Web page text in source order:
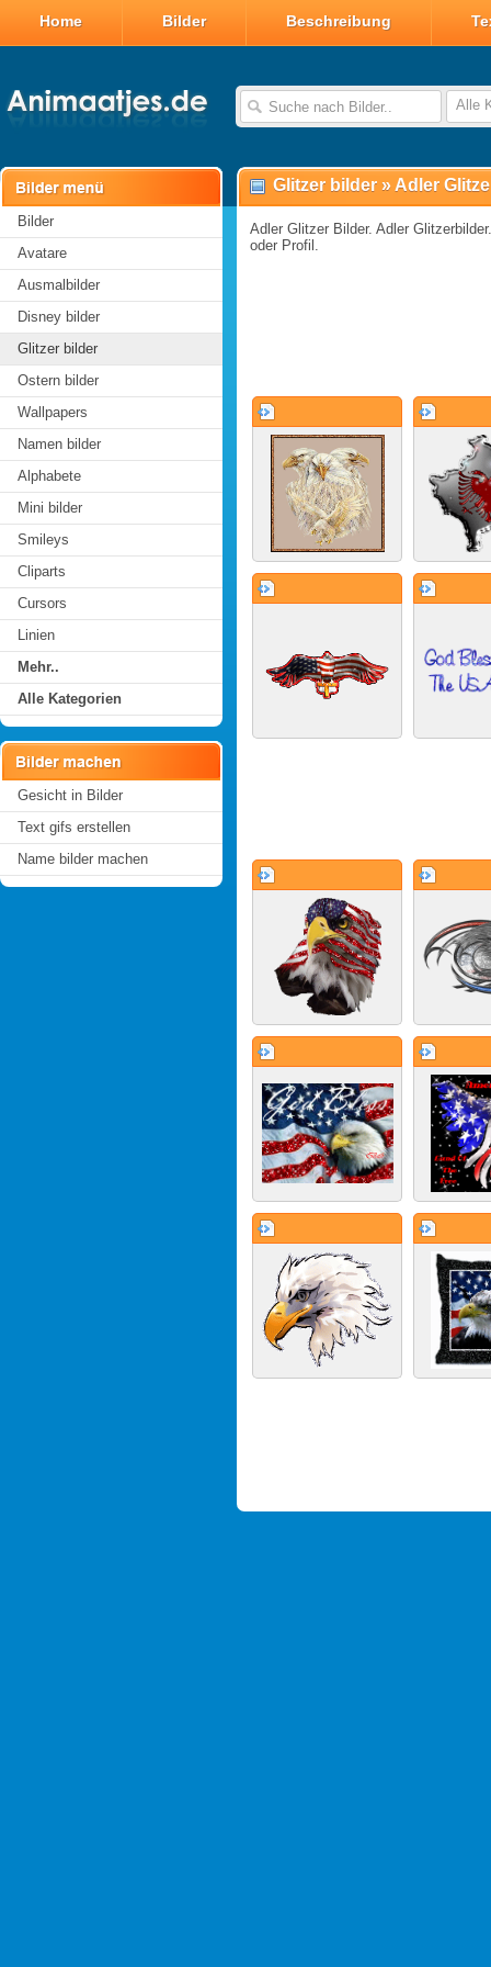
Home Bilder Beschreibung
Alle
Bilder
Avatare
Ausmalbilder
Disney bilder
Glitzer bilder
Ostern bilder
Wallpapers
Namen bilder
Alphabete
Mini bilder
Smileys
Cliparts
Cursors
Linien
Mehr..
Alle Kategorien
Gesicht in Bilder
Text gifs erstellen
Name bilder machen
Glitzer bilder » Adler
Adler Glitzer Bilder. Adler
oder Profil.